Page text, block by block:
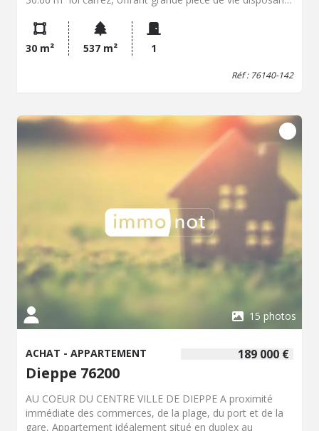
cheminée, parquet au sol, cuisine aménagée donnant sur
courette, salle d'eau avec double wc et meuble vasque.
Cave privative et buanderie. Chauffage électrique,
menuiseries PVC double vitrage et volets roulants
comportant obligatoirement une partie privative et une
quote-part de parties communes dans l'immeuble Pas de
procédure en cours dans la copropriété Les informations
sur les risques auxquels ce bien est exposé sont
disponibles sur le site Géorisques : www. georisques.
gouv. fr Consultez nos tarifs : https://office-charlet-
barachin-dieppe.notaires.fr/l-office-Maitre-Ludivine-
CHARLET-BARACHIN.html#tarifs
30 m² 537 m² 1
Réf : 76140-142
15 photos
189 000 €
ACHAT - APPARTEMENT
Dieppe 76200
AU COEUR DU CENTRE VILLE DE DIEPPE A proximité
immédiate des commerces, de la plage, du port et de la
gare, Appartement idéalement situé en duplex au